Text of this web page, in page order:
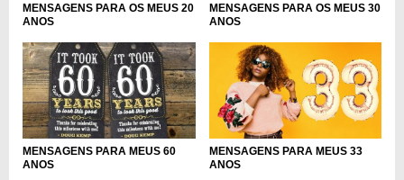
MENSAGENS PARA OS MEUS 20
ANOS
MENSAGENS PARA OS MEUS 30
ANOS
MENSAGENS PARA MEUS 60
ANOS
MENSAGENS PARA MEUS 33
ANOS